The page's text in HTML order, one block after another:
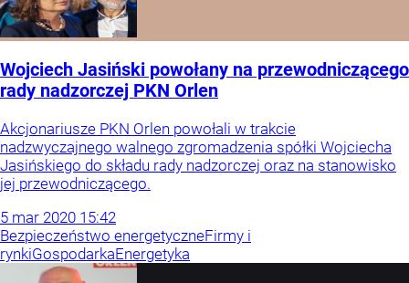
Wojciech Jasiński powołany na przewodniczącego
rady nadzorczej PKN Orlen
Akcjonariusze PKN Orlen powołali w trakcie
nadzwyczajnego walnego zgromadzenia spółki Wojciecha
Jasińskiego do składu rady nadzorczej oraz na stanowisko
jej przewodniczącego.
5 mar 2020 15:42
Bezpieczeństwo energetyczneFirmy i
rynkiGospodarkaEnergetyka